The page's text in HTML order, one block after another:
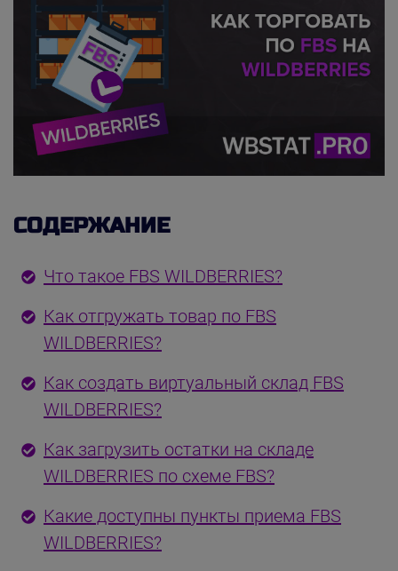
СОДЕРЖАНИЕ
Что такое FBS WILDBERRIES?
Как отгружать товар по FBS
WILDBERRIES?
Как создать виртуальный склад FBS
WILDBERRIES?
Как загрузить остатки на складе
WILDBERRIES по схеме FBS?
Какие доступны пункты приема FBS
WILDBERRIES?